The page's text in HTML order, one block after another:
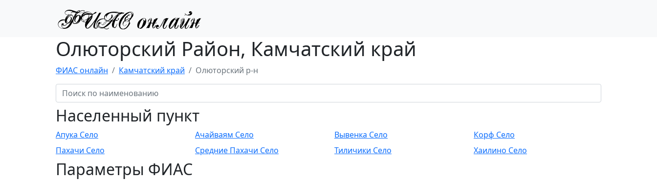
Олюторский Район, Камчатский край
ФИАС онлайн Камчатский край Олюторский р-н
Населенный пункт
Апука Село Ачайваям Село Вывенка Село
Корф Село
Пахачи Село
Средние Пахачи Село Тиличики Село Хаилино Село
Параметры ФИАС